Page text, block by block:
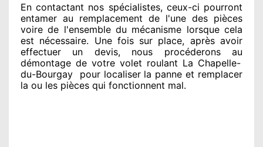
En contactant nos spécialistes, ceux-ci pourront
entamer au remplacement de l'une des pièces
voire de l'ensembledu mécanisme lorsque cela
est nécessaire. Une fois sur place, après avoir
effectuer un devis, nous procéderons au
démontage de votre volet roulant La Chapelle-
du-Bourgay
pourlocaliser la panne et remplacer
la ou les pièces qui fonctionnent mal.